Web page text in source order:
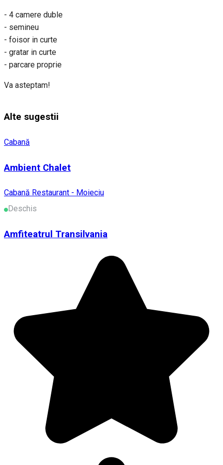
- 4 camere duble
- semineu
- foisor in curte
- gratar in curte
- parcare proprie
Va asteptam!
Alte sugestii
Cabană
Ambient Chalet
Cabană Restaurant - Moieciu
Deschis
Amfiteatrul Transilvania